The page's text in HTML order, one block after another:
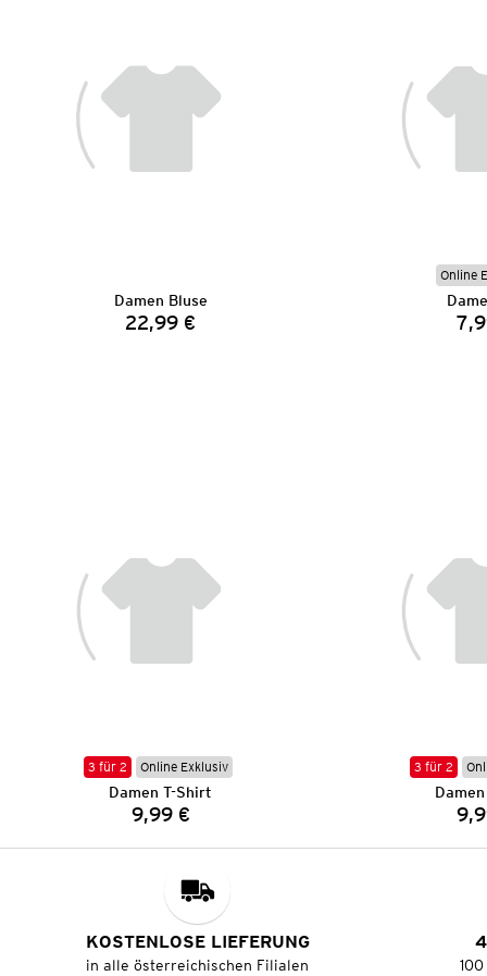
Damen Bluse
Preis:
22,99 €
Online
3 für 2 Online Exklusiv
Damen T-Shirt
Preis:
9,99 €
3 für 2
KOSTENLOSE LIEFERUNG
in alle österreichischen Filialen